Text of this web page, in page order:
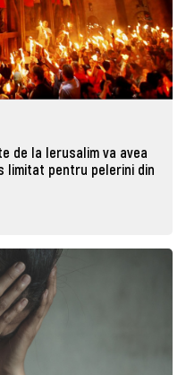
de la Ierusalim va avea
pentru pelerini din